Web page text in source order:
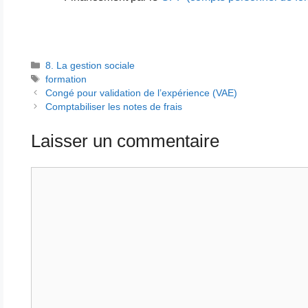
Catégories
8. La gestion sociale
Étiquettes
formation
Congé pour validation de l’expérience (VAE)
Comptabiliser les notes de frais
Laisser un commentaire